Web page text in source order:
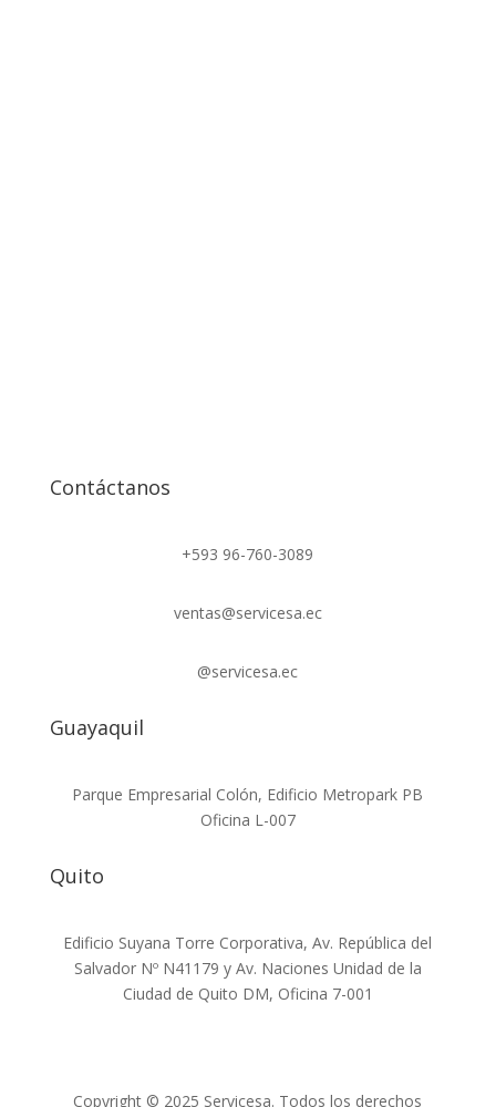
Contáctanos
+593 96-760-3089
ventas@servicesa.ec
@servicesa.ec
Guayaquil
Parque Empresarial Colón, Edificio Metropark PB
Oficina L-007
Quito
Edificio Suyana Torre Corporativa, Av. República del
Salvador Nº N41179 y Av. Naciones Unidad de la
Ciudad de Quito DM, Oficina 7-001
Copyright © 2025 Servicesa. Todos los derechos